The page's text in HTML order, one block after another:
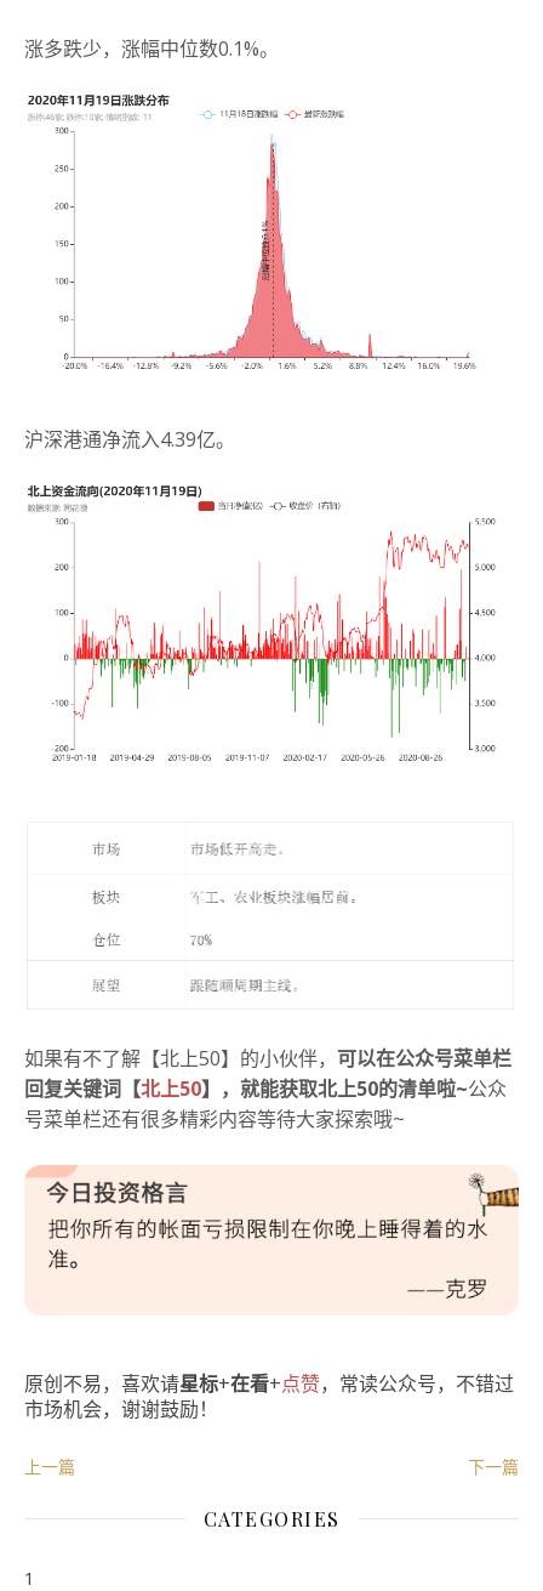
涨多跌少，涨幅中位数0.1%。
沪深港通净流入4.39亿。
如果有不了解【北上50】的小伙伴， 可以在公众号菜单栏
回复关键词【北上50】，就能获取北上50的清单啦~公众
号菜单栏还有很多精彩内容等待大家探索哦~
原创不易，喜欢请星标+在看+点赞，常读公众号，不错过
市场机会，谢谢鼓励！
上一篇 下一篇
CATEGORIES
1